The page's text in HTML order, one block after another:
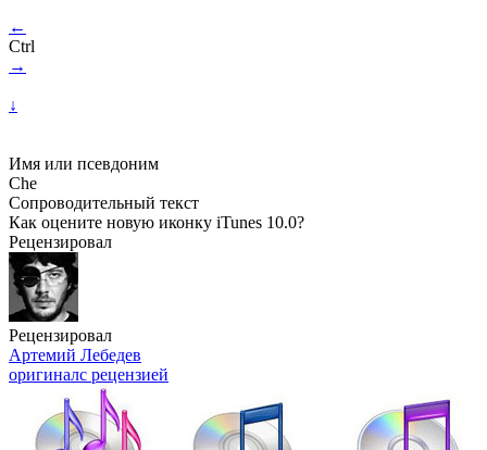
←
Ctrl
→
↓
Имя или псевдоним
Che
Сопроводительный текст
Как оцените новую иконку iTunes 10.0?
Рецензировал
Рецензировал
Артемий Лебедев
оригиналс рецензией